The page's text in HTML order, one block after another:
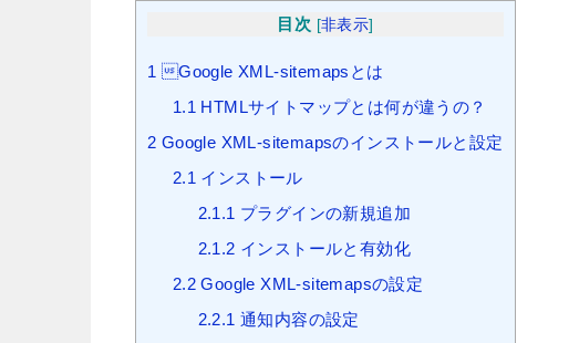
目次 [非表示]
1 Google XML-sitemapsとは
1.1 HTMLサイトマップとは何が違うの？
2 Google XML-sitemapsのインストールと設定
2.1 インストール
2.1.1 プラグインの新規追加
2.1.2 インストールと有効化
2.2 Google XML-sitemapsの設定
2.2.1 通知内容の設定